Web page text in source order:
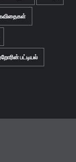
கவிதைகள்
பட்டியல்